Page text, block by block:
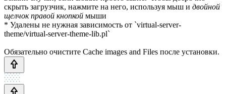
скрыть загрузчик, нажмите на него, используя мыш и двойной
щелчок правой кнопкой мыши
* Удалены не нужная зависимость от `virtual-server-
theme/virtual-server-theme-lib.pl`
Обязательно очистите Cache images and Files после установки.